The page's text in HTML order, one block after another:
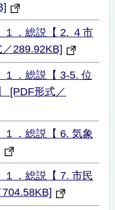
．総説【 2. ４市
289.92KB]
．総説【 3-5. 位
[PDF形式／
．総説【 6. 気象
．総説【 7. 市民